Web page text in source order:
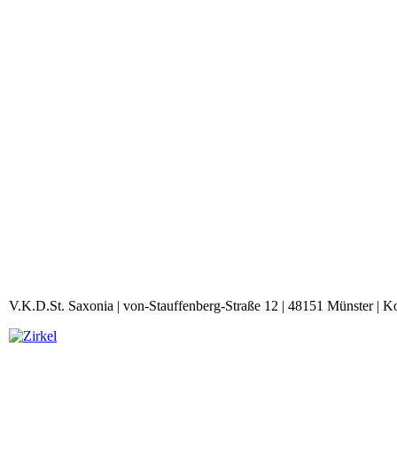
V.K.D.St. Saxonia | von-Stauffenberg-Straße 12 | 48151 Münster |